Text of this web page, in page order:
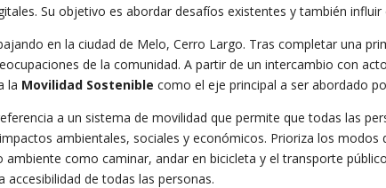
Su objetivo es abordar desafíos existentes y también
en la ciudad de Melo, Cerro Largo. Tras completar una
de la comunidad. A partir de un intercambio con
la Movilidad Sostenible como el eje principal a ser abordado
a un sistema de movilidad que permite que todas las
ambientales, sociales y económicos. Prioriza los
como caminar, andar en bicicleta y el transporte
de todas las personas.